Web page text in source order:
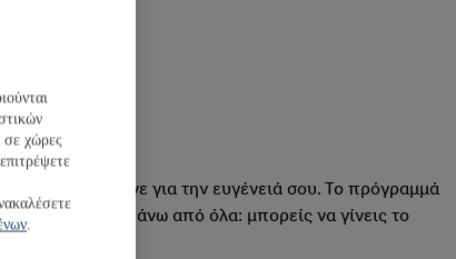
και όλοι μιλάνε για την ευγένειά σου. Το πρόγραμμά
ομάδες
και πάνω από όλα: μπορείς να γίνεις το
σε χώρες
.